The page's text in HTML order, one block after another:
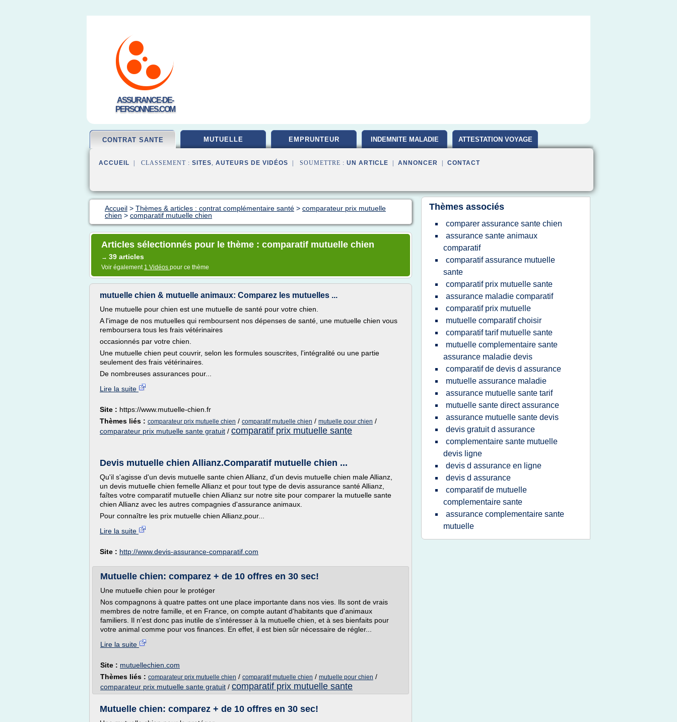
ASSURANCE-DE-
PERSONNES.COM
CONTRAT SANTE MUTUELLE EMPRUNTEUR INDEMNITE MALADIE ATTESTATION VOYAGE
ACCUEIL | CLASSEMENT : SITES, AUTEURS DE VIDÉOS | SOUMETTRE : UN ARTICLE ANNONCER CONTACT
Accueil > Thèmes & articles : contrat complémentaire santé > comparateur prix mutuelle
chien > comparatif mutuelle chien
Articles sélectionnés pour le thème : comparatif mutuelle chien
→ 39 articles
Voir également 1 Vidéos pour ce thème
mutuelle chien & mutuelle animaux: Comparez les mutuelles ...
Une mutuelle pour chien est une mutuelle de santé pour votre chien.
A l'image de nos mutuelles qui remboursent nos dépenses de santé, une mutuelle chien vous
remboursera tous les frais vétérinaires
occasionnés par votre chien.
Une mutuelle chien peut couvrir, selon les formules souscrites, l'intégralité ou une partie
seulement des frais vétérinaires.
De nombreuses assurances pour...
Lire la suite
Site : https://www.mutuelle-chien.fr
Thèmes liés : comparateur prix mutuelle chien / comparatif mutuelle chien / mutuelle pour chien /
comparateur prix mutuelle sante gratuit / comparatif prix mutuelle sante
Devis mutuelle chien Allianz.Comparatif mutuelle chien ...
Qu'il s'agisse d'un devis mutuelle sante chien Allianz, d'un devis mutuelle chien male Allianz,
un devis mutuelle chien femelle Allianz et pour tout type de devis assurance santé Allianz,
faîtes votre comparatif mutuelle chien Allianz sur notre site pour comparer la mutuelle sante
chien Allianz avec les autres compagnies d'assurance animaux.
Pour connaître les prix mutuelle chien Allianz,pour...
Lire la suite
Site : http://www.devis-assurance-comparatif.com
Mutuelle chien: comparez + de 10 offres en 30 sec!
Une mutuelle chien pour le protéger
Nos compagnons à quatre pattes ont une place importante dans nos vies. Ils sont de vrais
membres de notre famille, et en France, on compte autant d'habitants que d'animaux
familiers. Il n'est donc pas inutile de s'intéresser à la mutuelle chien, et à ses bienfaits pour
votre animal comme pour vos finances. En effet, il est bien sûr nécessaire de régler...
Lire la suite
Site : mutuellechien.com
Thèmes liés : comparateur prix mutuelle chien / comparatif mutuelle chien / mutuelle pour chien /
comparateur prix mutuelle sante gratuit / comparatif prix mutuelle sante
Mutuelle chien: comparez + de 10 offres en 30 sec!
Thèmes associés
comparer assurance sante chien
assurance sante animaux
comparatif
comparatif assurance mutuelle
sante
comparatif prix mutuelle sante
assurance maladie comparatif
comparatif prix mutuelle
mutuelle comparatif choisir
comparatif tarif mutuelle sante
mutuelle complementaire sante
assurance maladie devis
comparatif de devis d assurance
mutuelle assurance maladie
assurance mutuelle sante tarif
mutuelle sante direct assurance
assurance mutuelle sante devis
devis gratuit d assurance
complementaire sante mutuelle
devis ligne
devis d assurance en ligne
devis d assurance
comparatif de mutuelle
complementaire sante
assurance complementaire sante
mutuelle